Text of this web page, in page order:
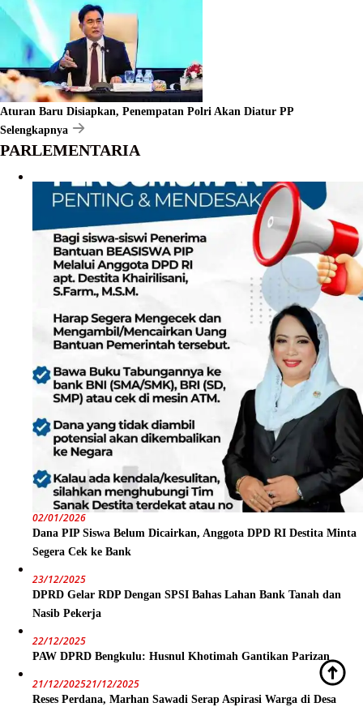
Aturan Baru Disiapkan, Penempatan Polri Akan Diatur PP
Selengkapnya
PARLEMENTARIA
02/01/2026
Dana PIP Siswa Belum Dicairkan, Anggota DPD RI Destita Minta
Segera Cek ke Bank
23/12/2025
DPRD Gelar RDP Dengan SPSI Bahas Lahan Bank Tanah dan
Nasib Pekerja
22/12/2025
PAW DPRD Bengkulu: Husnul Khotimah Gantikan Parizan
21/12/202521/12/2025
Reses Perdana, Marhan Sawadi Serap Aspirasi Warga di Desa